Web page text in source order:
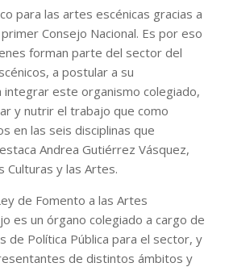
para las artes escénicas gracias a
Consejo Nacional. Es por eso
forman parte del sector del
a postular a su
este organismo colegiado,
y nutrir el trabajo que como
en las seis disciplinas que
Andrea Gutiérrez Vásquez,
Culturas y las Artes.
de Fomento a las Artes
es un órgano colegiado a cargo de
de Política Pública para el sector, y
de distintos ámbitos y